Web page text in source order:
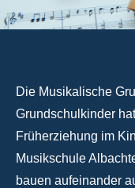
Die Musikalische
Grundschulkinder
Früherziehung im
Musikschule
bauen aufeinander